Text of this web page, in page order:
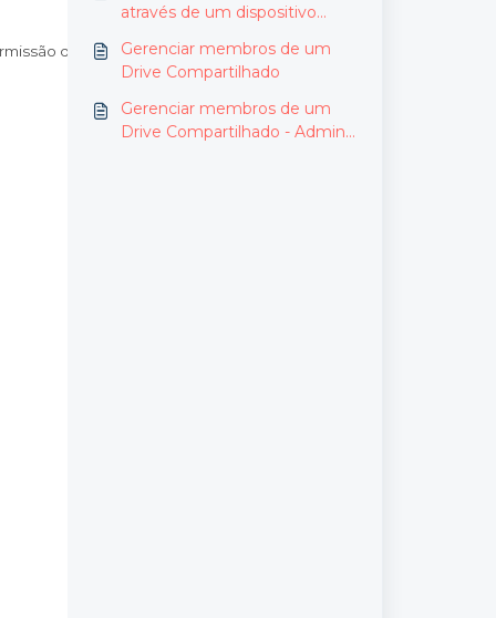
de acesso ou adicionar novos.
através de um dispositivo
Gerenciar membros de um
Drive Compartilhado
Gerenciar membros de um
Drive Compartilhado - Admin